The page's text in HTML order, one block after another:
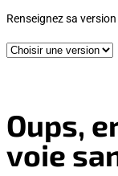
Renseignez sa
Oups,
voie